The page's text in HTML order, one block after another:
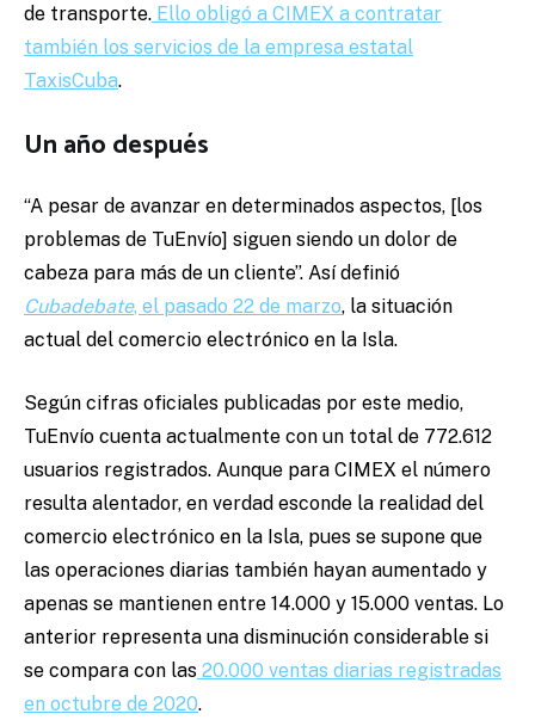
de transporte. Ello obligó a CIMEX a contratar
también los servicios de la empresa estatal
TaxisCuba.
Un año después
“A pesar de avanzar en determinados aspectos, [los
problemas de TuEnvío] siguen siendo un dolor de
cabeza para más de un cliente”. Así definió
Cubadebate, el pasado 22 de marzo, la situación
actual del comercio electrónico en la Isla.
Según cifras oficiales publicadas por este medio,
TuEnvío cuenta actualmente con un total de 772.612
usuarios registrados. Aunque para CIMEX el número
resulta alentador, en verdad esconde la realidad del
comercio electrónico en la Isla, pues se supone que
las operaciones diarias también hayan aumentado y
apenas se mantienen entre 14.000 y 15.000 ventas. Lo
anterior representa una disminución considerable si
se compara con las 20.000 ventas diarias registradas
en octubre de 2020.